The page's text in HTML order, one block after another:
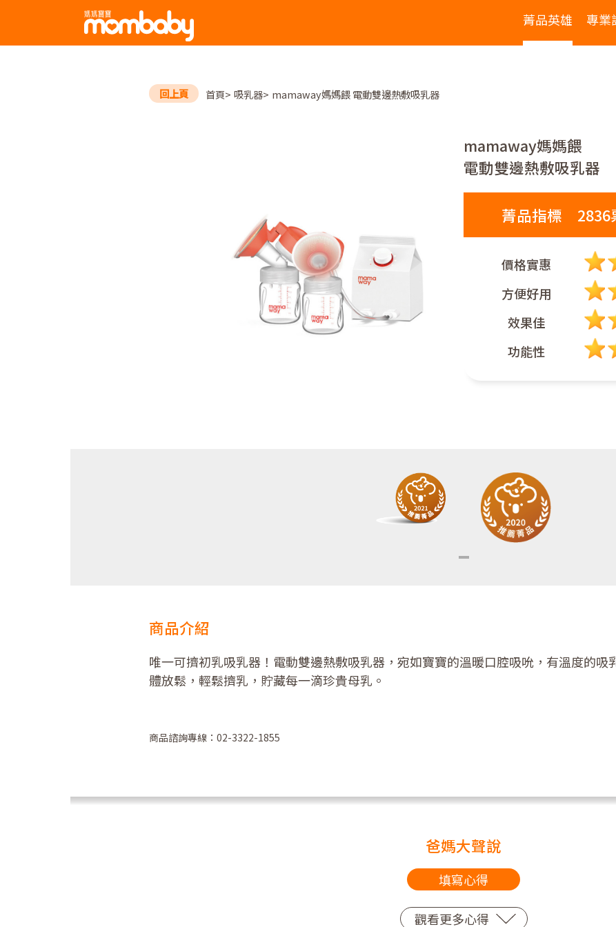
菁品英雄 專業
回上頁 首頁 吸乳器 mamaway媽媽餵 電動雙邊熱敷吸乳器
mamaway媽媽餵
電動雙邊熱敷吸乳器
菁品指標 2836
價格實惠
方便好用
效果佳
功能性
商品介紹
唯一可擠初乳吸乳器！電動雙邊熱敷吸乳器，宛如寶寶的溫暖口腔吸吮，有溫度的吸
體放鬆，輕鬆擠乳，貯藏每一滴珍貴母乳。
商品諮詢專線：02-3322-1855
爸媽大聲說
填寫心得
觀看更多心得